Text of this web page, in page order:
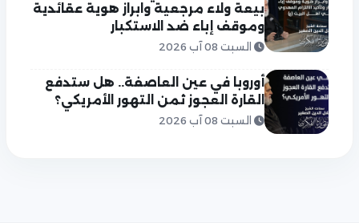
بيعة ولاء مرجعية وابراز هوية عقائدية
وموقف إباء ضد الاستكبار
السبت 08 آب 2026
أوروبا في عين العاصفة.. هل ستدفع
القارة العجوز ثمن التهور الأمريكي؟
السبت 08 آب 2026